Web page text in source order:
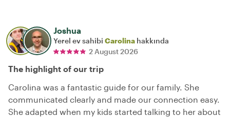
Joshua
Yerel ev sahibi Carolina hakkında
2 August 2026
The highlight of our trip
Carolina was a fantastic guide for our family. She
communicated clearly and made our connection easy.
She adapted when my kids started talking to her about